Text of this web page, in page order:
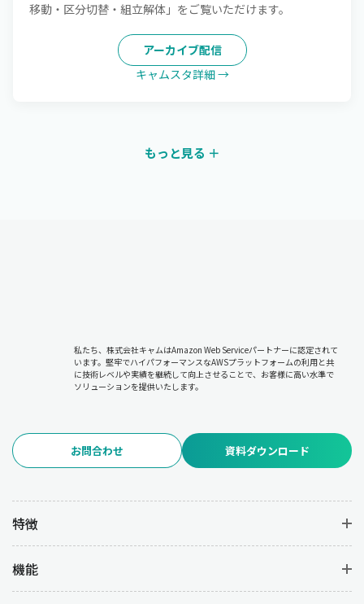
移動・区分切替・組立解体」をご覧いただけます。
アーカイブ配信
キャムスタ詳細 →
もっと見る ＋
私たち、株式会社キャムはAmazon Web Serviceパートナーに認定されて
います。堅牢でハイパフォーマンスなAWSプラットフォームの利用と共
に技術レベルや実績を継続して向上させることで、お客様に高い水準で
ソリューションを提供いたします。
お問合わせ 資料ダウンロード
特徴
機能